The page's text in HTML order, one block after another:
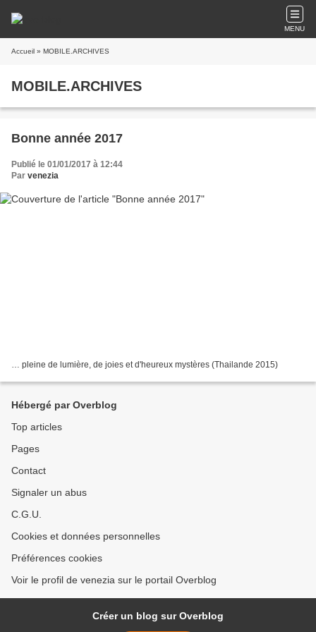
MENU
Accueil » MOBILE.ARCHIVES
MOBILE.ARCHIVES
Bonne année 2017
Publié le 01/01/2017 à 12:44
Par venezia
… pleine de lumière, de joies et d'heureux mystères (Thailande 2015)
Hébergé par Overblog
Top articles
Pages
Contact
Signaler un abus
C.G.U.
Cookies et données personnelles
Préférences cookies
Voir le profil de venezia sur le portail Overblog
Créer un blog sur Overblog